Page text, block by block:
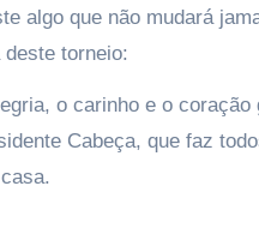
algo que não mudará
torneio:
o carinho e o coração
Cabeça, que faz